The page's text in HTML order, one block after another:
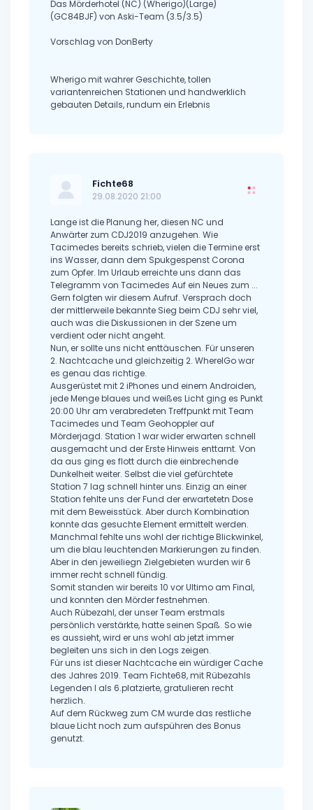
Das Mörderhotel (NC) (Wherigo)(Large)
(GC84BJF) von Aski-Team (3.5/3.5)
Vorschlag von DonBerty
Wherigo mit wahrer Geschichte, tollen
variantenreichen Stationen und handwerklich
gebauten Details, rundum ein Erlebnis
Fichte68
29.08.2020 21:00
Lange ist die Planung her, diesen NC und
Anwärter zum CDJ2019 anzugehen. Wie
Tacimedes bereits schrieb, vielen die Termine erst
ins Wasser, dann dem Spukgespenst Corona
zum Opfer. Im Urlaub erreichte uns dann das
Telegramm von Tacimedes Auf ein Neues zum ...
Gern folgten wir diesem Aufruf. Versprach doch
der mittlerweile bekannte Sieg beim CDJ sehr viel,
auch was die Diskussionen in der Szene um
verdient oder nicht angeht.
Nun, er sollte uns nicht enttäuschen. Für unseren
2. Nachtcache und gleichzeitig 2. WhereIGo war
es genau das richtige.
Ausgerüstet mit 2 iPhones und einem Androiden,
jede Menge blaues und weißes Licht ging es Punkt
20:00 Uhr am verabredeten Treffpunkt mit Team
Tacimedes und Team Geohoppler auf
Mörderjagd. Station 1 war wider erwarten schnell
ausgemacht und der Erste Hinweis enttarnt. Von
da aus ging es flott durch die einbrechende
Dunkelheit weiter. Selbst die viel gefürchtete
Station 7 lag schnell hinter uns. Einzig an einer
Station fehlte uns der Fund der erwartetetn Dose
mit dem Beweisstück. Aber durch Kombination
konnte das gesuchte Element ermittelt werden.
Manchmal fehlte uns wohl der richtige Blickwinkel,
um die blau leuchtenden Markierungen zu finden.
Aber in den jeweiliegn Zielgebieten wurden wir 6
immer recht schnell fündig.
Somit standen wir bereits 10 vor Ultimo am Final,
und konnten den Mörder festnehmen.
Auch Rübezahl, der unser Team erstmals
persönlich verstärkte, hatte seinen Spaß. So wie
es aussieht, wird er uns wohl ab jetzt immer
begleiten uns sich in den Logs zeigen.
Für uns ist dieser Nachtcache ein würdiger Cache
des Jahres 2019. Team Fichte68, mit Rübezahls
Legenden I als 6.platzierte, gratulieren recht
herzlich.
Auf dem Rückweg zum CM wurde das restliche
blaue Licht noch zum aufspühren des Bonus
genutzt.